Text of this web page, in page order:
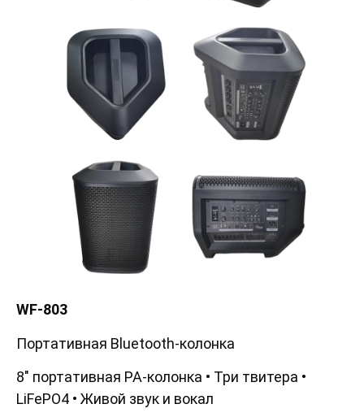
WF-803
Портативная Bluetooth-колонка
8″ портативная PA-колонка • Три твитера •
LiFePO4 • Живой звук и вокал